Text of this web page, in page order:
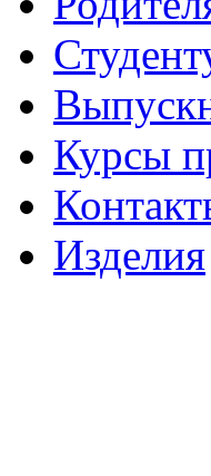
Курсы
Изделия